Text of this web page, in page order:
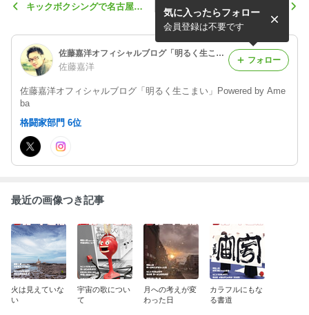
キックボクシングで名古屋か
新瑞橋の名古屋JKFのポトス
です
佐藤嘉洋オフィシャルブログ「明るく生こまい」Powered by Ameba
佐藤嘉洋
佐藤嘉洋オフィシャルブログ「明るく生こまい」Powered by Ame
ba
気に入ったらフォロー
会員登録は不要です
フォロー
格闘家部門 6位
最近の画像つき記事
火は見えていな
い
宇宙の歌につい
て
月への考えが変
わった日
カラフルにもな
る書道